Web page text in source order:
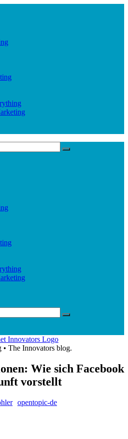
• The Innovators blog.
Wie sich Facebook
vorstellt
opentopic-de